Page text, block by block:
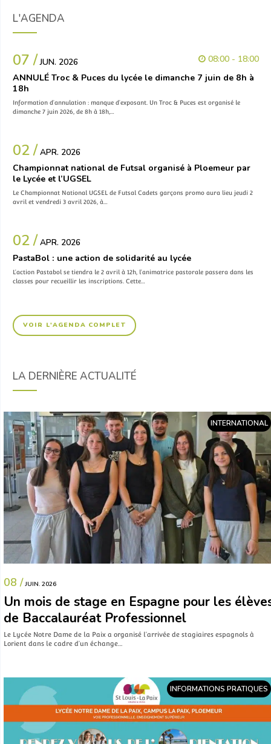
L'AGENDA
07 /JUN. 2026
08:00 - 18:00
ANNULÉ Troc & Puces du lycée le dimanche 7 juin de 8h à
18h
Information d’annulation : manque d’exposant. Un Troc & Puces est organisé le
dimanche 7 juin 2026, de 8h à 18h,…
02 / APR. 2026
Championnat national de Futsal organisé à Ploemeur par
le Lycée et l’UGSEL
Le Championnat National UGSEL de Futsal Cadets garçons promo aura lieu jeudi 2
avril et vendredi 3 avril 2026, à…
02 / APR. 2026
PastaBol : une action de solidarité au lycée
L’action Pastabol se tiendra le 2 avril à 12h, l’animatrice pastorale passera dans les
classes pour recueillir les inscriptions. Cette…
VOIR L'AGENDA COMPLET
LA DERNIÈRE ACTUALITÉ
INTERNATIONAL
08 / JUIN. 2026
Un mois de stage en Espagne pour les
de Baccalauréat Professionnel
Le Lycée Notre Dame de la Paix a organisé l’arrivée de stagiaires espagnols à
Lorient dans le cadre d’un échange…
INFORMATIONS PRATIQUES